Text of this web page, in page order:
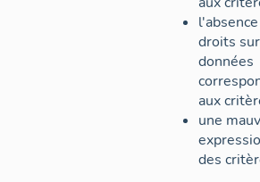
droits
données
aux
une
des